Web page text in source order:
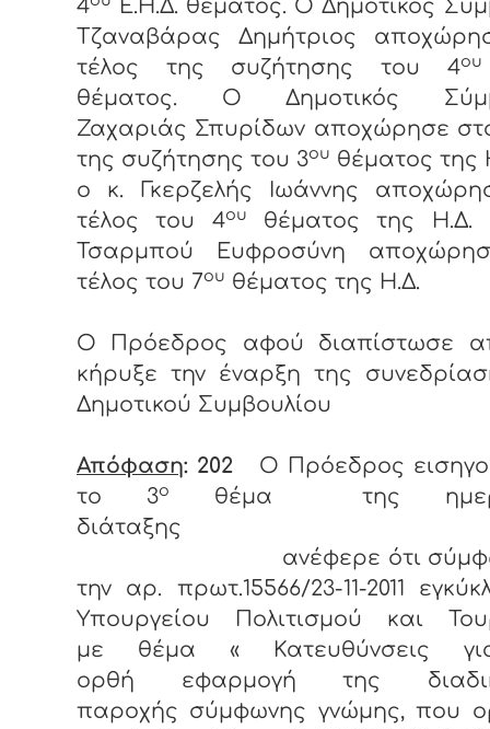
4
Ε.Η.Δ. θέματος. Ο Δημοτικός
Τζαναβάρας Δημήτριος
τέλος της συζήτησης του 4ου
θέματος. Ο Δημοτικός
Ζαχαριάς Σπυρίδων αποχώρησε
της συζήτησης του 3ου θέματος της
ο κ. Γκερζελής Ιωάννης
τέλος του 4ου
θέματος της
Τσαρμπού Ευφροσύνη
τέλος του 7ου θέματος της Η.Δ.
Ο Πρόεδρος αφού διαπίστωσε
κήρυξε την έναρξη της
Δημοτικού Συμβουλίου
Απόφαση: 202 Ο Πρόεδρος
το 3ο
θέμα της
διάταξης
ανέφερε ότι
την αρ. πρωτ.15566/23-11-2011
Υπουργείου Πολιτισμού και
με θέμα « Κατευθύνσεις
ορθή εφαρμογή της
παροχής σύμφωνης γνώμης, που